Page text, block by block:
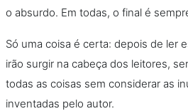
o absurdo. Em todas, o final é
Só uma coisa é certa: depois de ler
irão surgir na cabeça dos leitores,
todas as coisas sem considerar as
inventadas pelo autor.